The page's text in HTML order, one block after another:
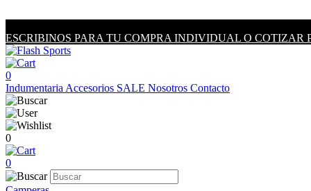
ESCRIBINOS PARA TU COMPRA INDIVIDUAL O COTIZAR
0
Indumentaria Accesorios SALE Nosotros Contacto
0
0